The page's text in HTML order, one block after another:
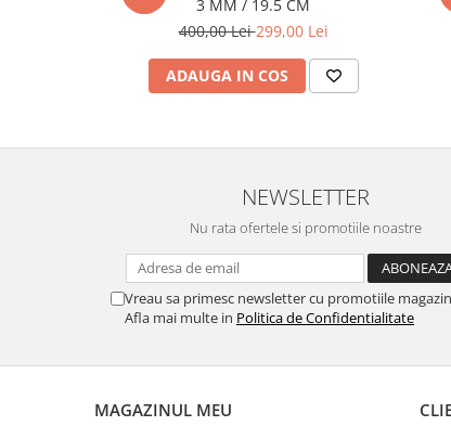
3 MM / 19.5 CM
400,00 Lei299,00 Lei
ADAUGA IN COS
NEWSLETTER
Nu rata ofertele si promotiile noastre
Vreau sa primesc newsletter cu promotiile
Afla mai multe in Politica de Confidentialitate
MAGAZINUL MEU